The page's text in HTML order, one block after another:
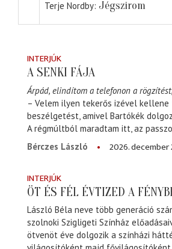
Terje Nordby Jégszirom
INTERJÚK
A SENKI FÁJA
Árpád, elindítom a telefonon a
– Velem ilyen tekerős izével
beszélgetést, amivel Bartókék
A régmúltból maradtam itt, az
Bérczes László
2026. december
INTERJÚK
ÖT ÉS FÉL ÉVTIZED A
László Béla neve több generáció
szolnoki Szigligeti Színház
ötvenöt éve dolgozik a színházi